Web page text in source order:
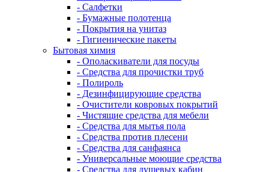
- Салфетки
- Бумажные полотенца
- Покрытия на унитаз
- Гигиенические пакеты
Бытовая химия
- Ополаскиватели для посуды
- Средства для прочистки труб
- Полироль
- Дезинфицирующие средства
- Очистители ковровых покрытий
- Чистящие средства для мебели
- Средства для мытья пола
- Средства против плесени
- Средства для санфаянса
- Универсальные моющие средства
- Средства для душевых кабин